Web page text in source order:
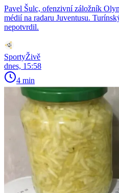
Pavel Šulc, ofenzivní záložník
médií na radaru Juventusu.
nepotvrdil.
SportyŽivě
dnes, 15:58
4 min